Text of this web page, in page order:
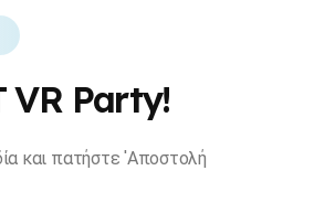
VR Party!
και πατήστε 'Αποστολή